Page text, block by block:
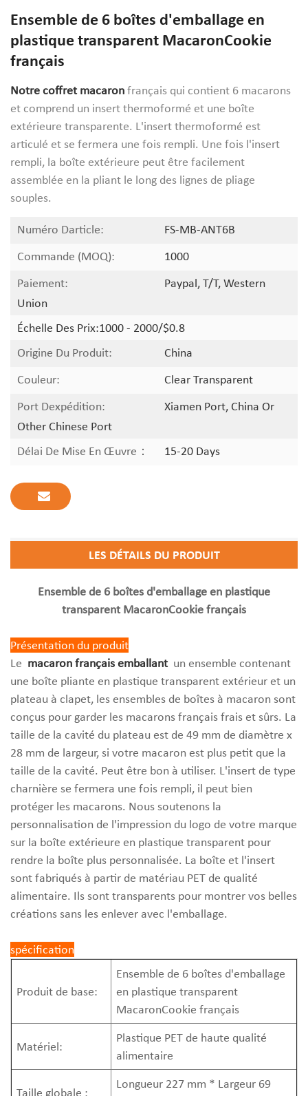
Ensemble de 6 boîtes d'emballage en
plastique transparent MacaronCookie
français
Notre coffret macaronfrançais qui contient 6 macarons
et comprend un insert thermoformé et une boîte
extérieure transparente. L'insert thermoformé est
articulé et se fermera une fois rempli. Une fois l'insert
rempli, la boîte extérieure peut être facilement
assemblée en la pliant le long des lignes de pliage
souples.
Numéro Darticle:
FS-MB-ANT6B
Commande (MOQ):
1000
Paiement:
Paypal, T/T, Western
Union
Échelle Des Prix:1000 - 2000/$0.8
Origine Du Produit:
China
Couleur:
Clear Transparent
Port Dexpédition:
Xiamen Port, China Or
Other Chinese Port
Délai De Mise En Œuvre：
15-20 Days
LES DÉTAILS DU PRODUIT
Ensemble de 6 boîtes d'emballage en plastique
transparent MacaronCookie français
Présentation du produit
Le macaron français emballantun ensemble contenant
une boîte pliante en plastique transparent extérieur et un
plateau à clapet, les ensembles de boîtes à macaron sont
conçus pour garder les macarons français frais et sûrs. La
taille de la cavité du plateau est de 49 mm de diamètre x
28 mm de largeur, si votre macaron est plus petit que la
taille de la cavité. Peut être bon à utiliser. L'insert de type
charnière se fermera une fois rempli, il peut bien
protéger les macarons. Nous soutenons la
personnalisation de l'impression du logo de votre marque
sur la boîte extérieure en plastique transparent pour
rendre la boîte plus personnalisée. La boîte et l'insert
sont fabriqués à partir de matériau PET de qualité
alimentaire. Ils sont transparents pour montrer vos belles
créations sans les enlever avec l'emballage.
spécification
Produit de base:
Ensemble de 6 boîtes d'emballage
en plastique transparent
MacaronCookie français
Matériel:
Plastique PET de haute qualité
alimentaire
Taille globale :
Longueur 227 mm * Largeur 69